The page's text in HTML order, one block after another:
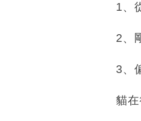
1、
2、
3、
貓